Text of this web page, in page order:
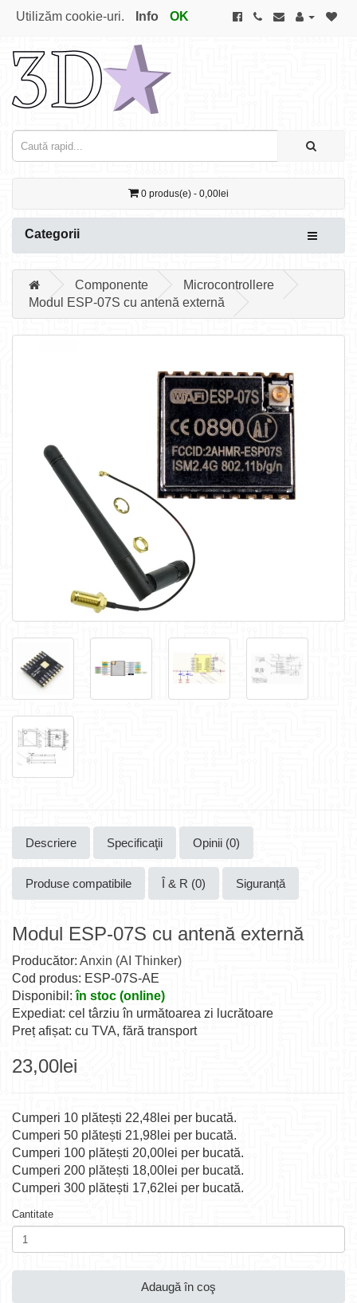
Utilizăm cookie-uri. Info OK
0 produs(e) - 0,00lei
Categorii
Componente
Microcontrollere
Modul ESP-07S cu antenă externă
Descriere Specificaţii Opinii (0)
Produse compatibile Î & R (0) Siguranță
Modul ESP-07S cu antenă externă
Producător: Anxin (AI Thinker)
Cod produs: ESP-07S-AE
Disponibil:în stoc (online)
Expediat: cel târziu în următoarea zi lucrătoare
Preț afișat: cu TVA, fără transport
23,00lei
Cumperi 10 plătești 22,48lei per bucată.
Cumperi 50 plătești 21,98lei per bucată.
Cumperi 100 plătești 20,00lei per bucată.
Cumperi 200 plătești 18,00lei per bucată.
Cumperi 300 plătești 17,62lei per bucată.
Cantitate
Adaugă în coş